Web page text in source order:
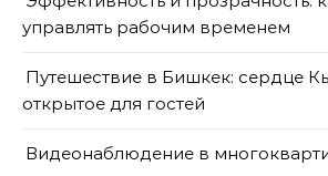
управлять рабочим временем
Путешествие в Бишкек: сердце
открытое для гостей
Видеонаблюдение в